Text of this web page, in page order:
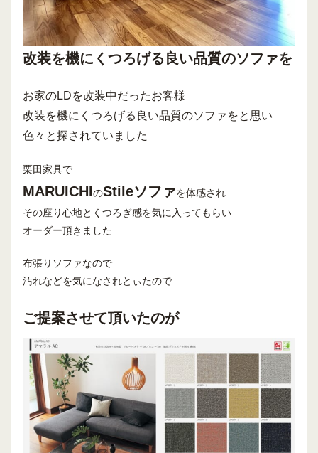
改装を機にくつろげる良い品質のソファを
お家のLDを改装中だったお客様
改装を機にくつろげる良い品質のソファをと思い
色々と探されていました
栗田家具で
MARUICHIのStileソファを体感され
その座り心地とくつろぎ感を気に入ってもらい
オーダー頂きました
布張りソファなので
汚れなどを気になされとぃたので
ご提案させて頂いたのが